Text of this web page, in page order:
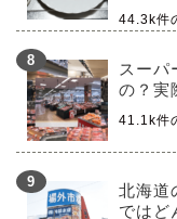
44.3k件
スーパ
の？実
41.1k件
北海道
ではど